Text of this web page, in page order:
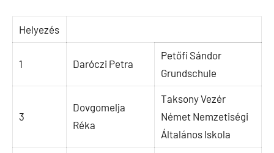
Helyezés
1 Daróczi Petra
Petőfi Sándor
Grundschule
3
Dovgomelja
Réka
Taksony Vezér
Német Nemzetiségi
Általános Iskola